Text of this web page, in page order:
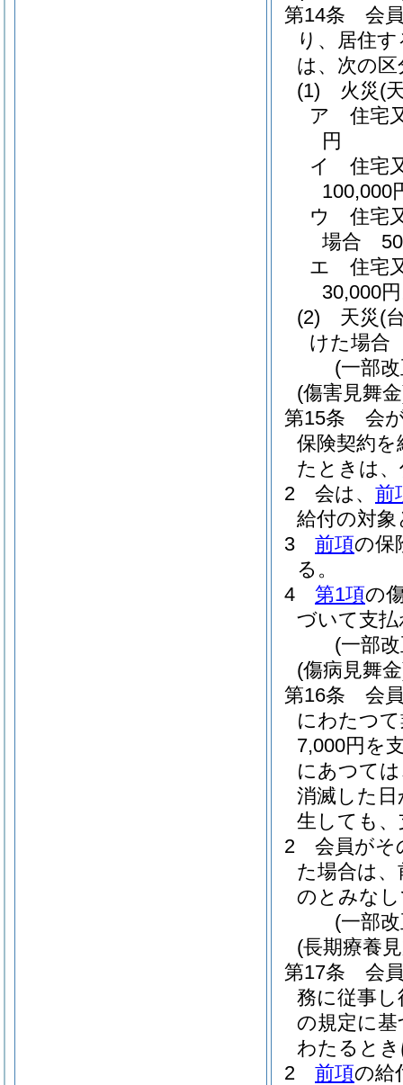
第14条
会
り、居住
は、次の
(1)
火災(
ア
住宅
円
イ
住宅
100,000
ウ
住宅
場合
エ
住宅
30,000
(2)
天災(
けた場合
(一部
(傷害見舞
第15条
会
保険契約
たときは
2
会は、 前
給付の対
3
前項の保
る。
4
第1項の
づいて支
(一部
(傷病見舞
第16条
会
にわたつ
7,000円を
にあつて
消滅した
生しても
2
会員がそ
た場合は
のとみな
(一部
(長期療養
第17条
会
務に従事
の規定に
わたると
2
前項の給